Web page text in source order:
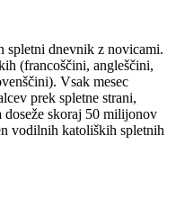
spletni dnevnik z novicami.
(francoščini, angleščini,
Vsak mesec
prek spletne strani,
skoraj 50 milijonov
vodilnih katoliških spletnih